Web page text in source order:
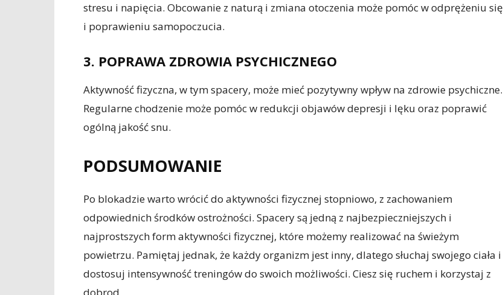
stresu i napięcia. Obcowanie z naturą i zmiana otoczenia może pomóc w odprężeniu się
i poprawieniu samopoczucia.
3. POPRAWA ZDROWIA PSYCHICZNEGO
Aktywność fizyczna, w tym spacery, może mieć pozytywny wpływ na zdrowie psychiczne.
Regularne chodzenie może pomóc w redukcji objawów depresji i lęku oraz poprawić
ogólną jakość snu.
PODSUMOWANIE
Po blokadzie warto wrócić do aktywności fizycznej stopniowo, z zachowaniem
odpowiednich środków ostrożności. Spacery są jedną z najbezpieczniejszych i
najprostszych form aktywności fizycznej, które możemy realizować na świeżym
powietrzu. Pamiętaj jednak, że każdy organizm jest inny, dlatego słuchaj swojego ciała i
dostosuj intensywność treningów do swoich możliwości. Ciesz się ruchem i korzystaj z